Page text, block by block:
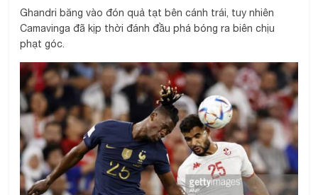
Ghandri băng vào đón quả tạt bên cánh trái, tuy nhiên
Camavinga đã kịp thời đánh đầu phá bóng ra biên chịu
phạt góc.